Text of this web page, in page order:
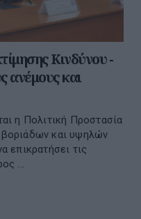
Κινδύνου -
ανέμους και
η Πολιτική Προστασία
και υψηλών
επικρατήσει τις
...